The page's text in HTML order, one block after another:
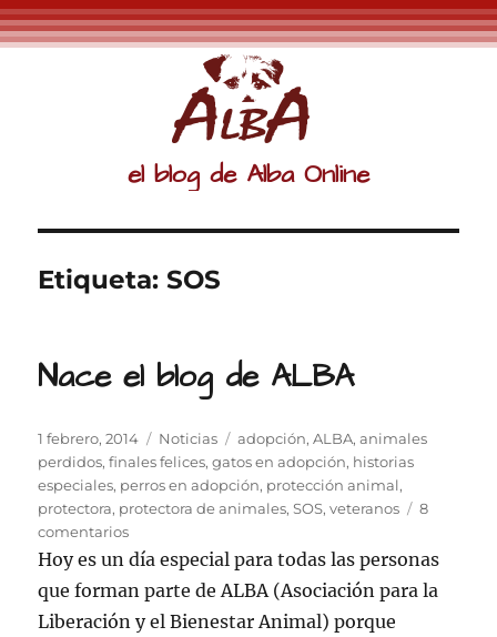
el blog de Alba Online
Etiqueta:SOS
Nace el blog de ALBA
Publicado
el
1 febrero, 2014 Categorías
Noticias Etiquetas
adopción,ALBA,animales
perdidos,finales felices,gatos en adopción, historias
especiales, perros en adopción, protección animal,
protectora, protectora de animales,SOS,veteranos
8
comentariosen
Nace
blog
de
Hoy es un día especial para todas las personas
que forman parte de ALBA (Asociación para la
Liberación y el Bienestar Animal) porque